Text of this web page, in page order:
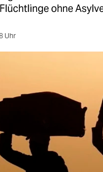
ohne
Uhr